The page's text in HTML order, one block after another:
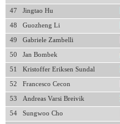
47 Jingtao Hu
48 Guozheng Li
49 Gabriele Zambelli
50 Jan Bombek
51 Kristoffer Eriksen Sundal
52 Francesco Cecon
53 Andreas Varsi Breivik
54 Sungwoo Cho